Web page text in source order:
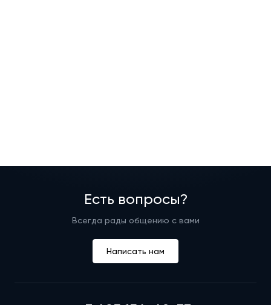
Есть вопросы?
Всегда рады общению с вами
Написать нам